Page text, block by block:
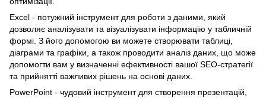
Excel - потужний інструмент для роботи з даними, який
дозволяє аналізувати та візуалізувати інформацію у табличній
формі. З його допомогою ви можете створювати таблиці,
діаграми та графіки, а також проводити аналіз даних, що може
допомогти вам у визначенні ефективності вашої SEO-стратегії
та прийнятті важливих рішень на основі даних.
PowerPoint - чудовий інструмент для створення презентацій,